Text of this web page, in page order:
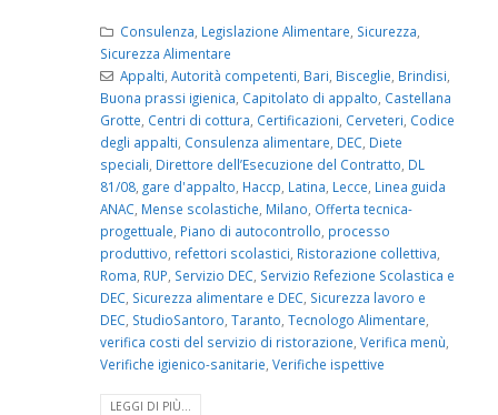
Consulenza, Legislazione Alimentare, Sicurezza,
Sicurezza Alimentare
Appalti, Autorità competenti, Bari, Bisceglie, Brindisi,
Buona prassi igienica, Capitolato di appalto, Castellana
Grotte, Centri di cottura, Certificazioni, Cerveteri, Codice
degli appalti, Consulenza alimentare, DEC, Diete
speciali, Direttore dell’Esecuzione del Contratto, DL
81/08, gare d'appalto, Haccp, Latina, Lecce, Linea guida
ANAC, Mense scolastiche, Milano, Offerta tecnica-
progettuale, Piano di autocontrollo, processo
produttivo, refettori scolastici, Ristorazione collettiva,
Roma, RUP, Servizio DEC, Servizio Refezione Scolastica e
DEC, Sicurezza alimentare e DEC, Sicurezza lavoro e
DEC, StudioSantoro, Taranto, Tecnologo Alimentare,
verifica costi del servizio di ristorazione, Verifica menù,
Verifiche igienico-sanitarie, Verifiche ispettive
LEGGI DI PIÙ...